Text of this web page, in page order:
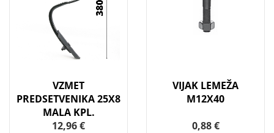
VZMET
PREDSETVENIKA 25X8
MALA KPL.
12,96 €
VIJAK LEMEŽA
M12X40
0,88 €